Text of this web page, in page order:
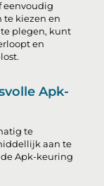
eenvoudig
te kiezen en
plegen, kunt
en
Apk-
te
aan te
Apk-keuring